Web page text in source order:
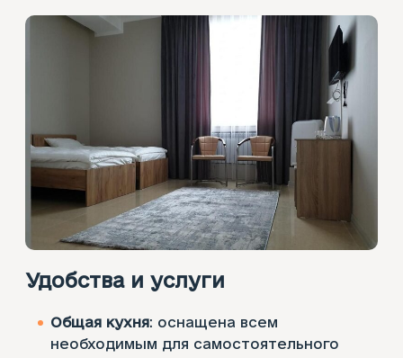
Удобства и услуги
Общая кухня: оснащена всем
необходимым для самостоятельного